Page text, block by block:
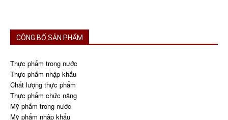
CÔNG BỐ SẢN PHẨM
Thực phẩm trong nước
Thực phẩm nhập khẩu
Chất lượng thực phẩm
Thực phẩm chức năng
Mỹ phẩm trong nước
Mỹ phẩm nhập khẩu